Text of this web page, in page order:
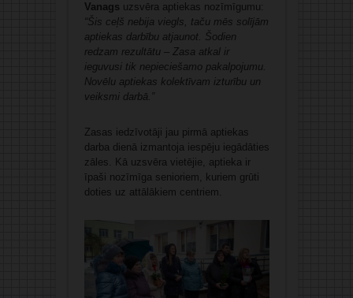
Vanags uzsvēra aptiekas nozīmīgumu:
“Šis ceļš nebija viegls, taču mēs solījām
aptiekas darbību atjaunot. Šodien
redzam rezultātu – Zasa atkal ir
ieguvusi tik nepieciešamo pakalpojumu.
Novēlu aptiekas kolektīvam izturību un
veiksmi darbā.”
Zasas iedzīvotāji jau pirmā aptiekas
darba dienā izmantoja iespēju iegādāties
zāles. Kā uzsvēra vietējie, aptieka ir
īpaši nozīmīga senioriem, kuriem grūti
doties uz attālākiem centriem.